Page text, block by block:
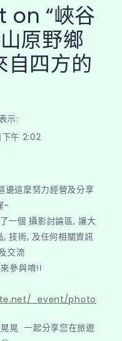
on “峽谷
原野鄉
四方的
表示:
下午 2:02
這麼努力經營及分享
~
一個 攝影討論區, 讓大
, 技術, 及任何相關資訊
交流
參與唷!!
_event/photo
晃 一起分享您在旅遊